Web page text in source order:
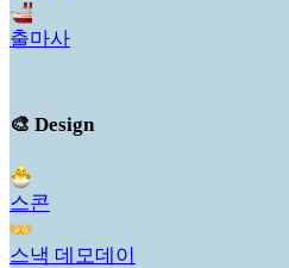
출마사
🎨 Design
스콘
스낵 데모데이